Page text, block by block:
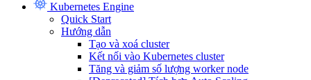
Kubernetes Engine
Quick Start
Hướng dẫn
Tạo và xoá cluster
Kết nối vào Kubernetes cluster
Tăng và giảm số lượng worker node